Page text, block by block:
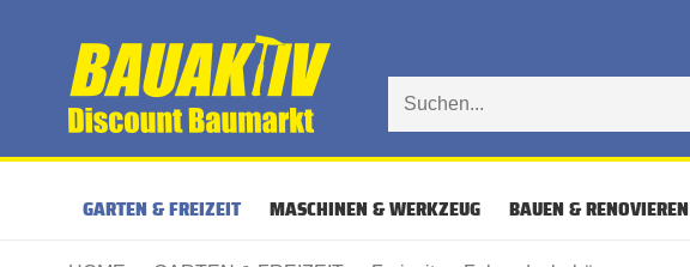
GARTEN & FREIZEIT MASCHINEN & WERKZEUG BAUEN & RENOVIEREN